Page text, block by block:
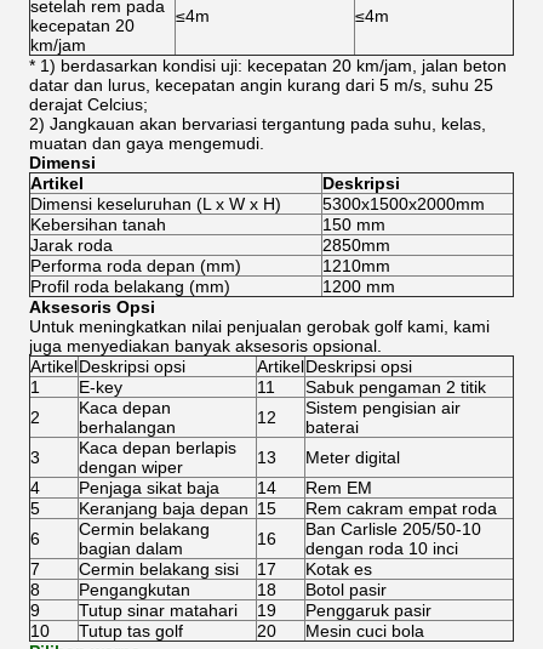
setelah rem pada
kecepatan 20
km/jam
≤4m ≤4m
* 1) berdasarkan kondisi uji: kecepatan 20 km/jam, jalan beton
datar dan lurus, kecepatan angin kurang dari 5 m/s, suhu 25
derajat Celcius;
2) Jangkauan akan bervariasi tergantung pada suhu, kelas,
muatan dan gaya mengemudi.
Dimensi
Artikel
Deskripsi
Dimensi keseluruhan (L x W x H)
5300x1500x2000mm
Kebersihan tanah
150 mm
Jarak roda
2850mm
Performa roda depan (mm)
1210mm
Profil roda belakang (mm)
1200 mm
Aksesoris Opsi
Untuk meningkatkan nilai penjualan gerobak golf kami, kami
juga menyediakan banyak aksesoris opsional.
ArtikelDeskripsi opsi ArtikelDeskripsi opsi
1
E-key 11
Sabuk pengaman 2 titik
2
Kaca depan
berhalangan
12
Sistem pengisian air
baterai
3
Kaca depan berlapis
dengan wiper
13
Meter digital
4
Penjaga sikat baja 14
Rem EM
5
Keranjang baja depan 15
Rem cakram empat roda
6
Cermin belakang
bagian dalam
16
Ban Carlisle 205/50-10
dengan roda 10 inci
7
Cermin belakang sisi 17
Kotak es
8
Pengangkutan 18
Botol pasir
9
Tutup sinar matahari 19
Penggaruk pasir
10
Tutup tas golf 20
Mesin cuci bola